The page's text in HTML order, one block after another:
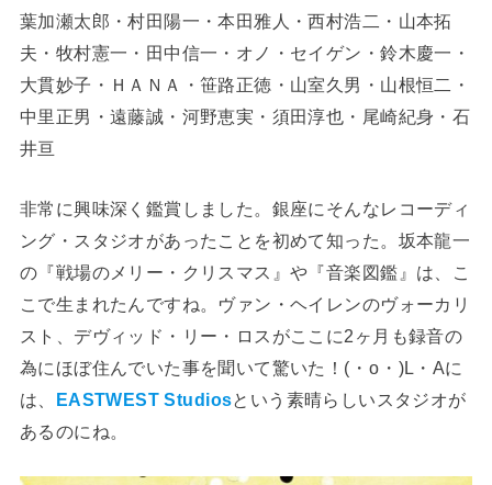
葉加瀬太郎・村田陽一・本田雅人・西村浩二・山本拓
夫・牧村憲一・田中信一・オノ・セイゲン・鈴木慶一・
大貫妙子・ＨＡＮＡ・笹路正徳・山室久男・山根恒二・
中里正男・遠藤誠・河野恵実・須田淳也・尾崎紀身・石
井亘
非常に興味深く鑑賞しました。銀座にそんなレコーディ
ング・スタジオがあったことを初めて知った。坂本龍一
の『戦場のメリー・クリスマス』や『音楽図鑑』は、こ
こで生まれたんですね。ヴァン・ヘイレンのヴォーカリ
スト、デヴィッド・リー・ロスがここに2ヶ月も録音の
為にほぼ住んでいた事を聞いて驚いた！(⁠・⁠o⁠・⁠)L・Aに
は、 EASTWEST Studiosという素晴らしいスタジオが
あるのにね。